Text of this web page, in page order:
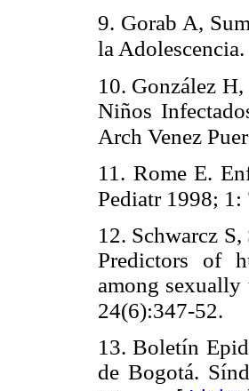
9. Gorab A,
la
10. González
Niños
Arch Venez
11. Rome E.
Pediatr 1998; 1:
12. Schwarcz
Predictors of
among sexually
24(6):347-52.
13. Boletín
de Bogotá.